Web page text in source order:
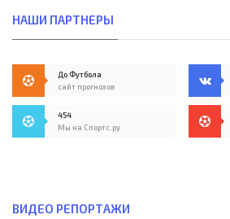
НАШИ ПАРТНЕРЫ
До Футбола
сайт прогнозов
454
Мы на Спортс.ру
ВИДЕО РЕПОРТАЖИ